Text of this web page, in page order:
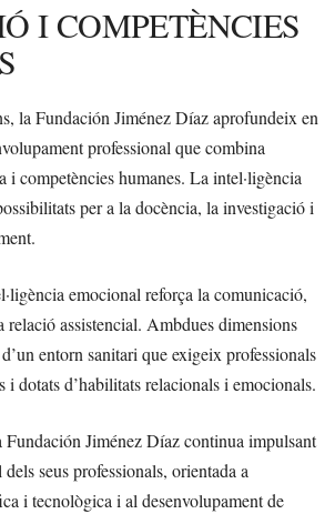
I COMPETÈNCIES
la Fundación Jiménez Díaz aprofundeix en
professional que combina
i competències humanes. La intel·ligència
per a la docència, la investigació i
emocional reforça la comunicació,
assistencial. Ambdues dimensions
entorn sanitari que exigeix professionals
i dotats d’habilitats relacionals i emocionals.
Fundación Jiménez Díaz continua impulsant
seus professionals, orientada a
i tecnològica i al desenvolupament de